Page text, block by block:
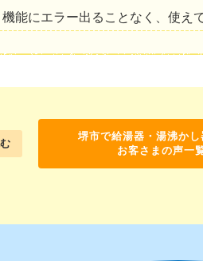
能にエラー出ることなく、使え
堺市で給湯器・湯沸か
お客さまの声一